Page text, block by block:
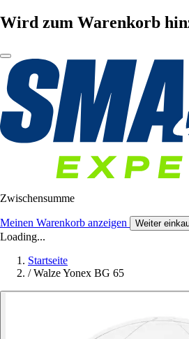
Wird zum Warenkorb
Zwischensumme
Meinen Warenkorb anzeigen Weiter
Loading...
Startseite
/ Walze Yonex BG 65